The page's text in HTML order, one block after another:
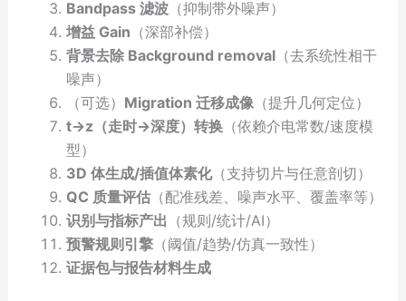
Bandpass 滤波（抑制带外噪声）
增益 Gain （深部补偿）
背景去除 Background removal（去系统性相干
噪声）
（可选） Migration 迁移成像 （提升几何定位）
t→z（走时→深度）转换（依赖介电常数/速度模
型）
3D 体生成/插值体素化（支持切片与任意剖切）
QC 质量评估（配准残差、噪声水平、覆盖率等）
识别与指标产出 （规则/统计/AI）
预警规则引擎（阈值/趋势/仿真一致性）
证据包与报告材料生成